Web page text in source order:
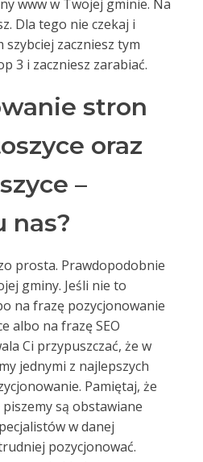
www w Twojej gminie. Na
Dla tego nie czekaj i
szybciej zaczniesz tym
3 i zaczniesz zarabiać.
stron
oraz
–
nas?
prosta. Prawdopodobnie
gminy. Jeśli nie to
na frazę pozycjonowanie
albo na frazę SEO
Ci przypuszczać, że w
jednymi z najlepszych
Pamiętaj, że
są obstawiane
w danej
pozycjonować.